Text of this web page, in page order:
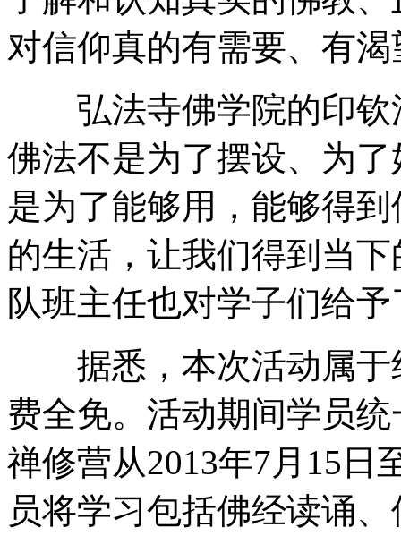
对信仰真的有需要、有渴
弘法寺佛学院的印钦
佛法不是为了摆设、为
是为了能够用，能够得
的生活，让我们得到当
队班主任也对学子们给
据悉，本次活动属于
费全免。活动期间学员
禅修营从2013年7月15日
员将学习包括佛经读诵